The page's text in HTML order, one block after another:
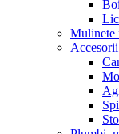
Mulinete